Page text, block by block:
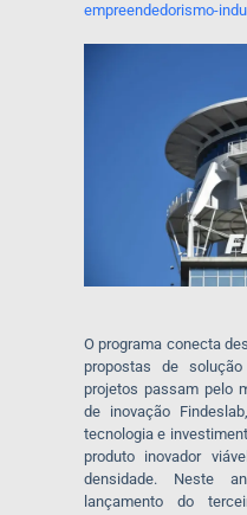
empreendedorismo-
O programa conecta
propostas de
projetos passam pelo
de inovação
tecnologia e
produto inovador
densidade. Neste
lançamento do